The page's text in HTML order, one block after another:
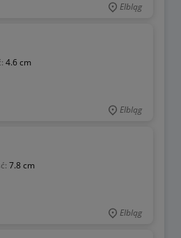
Elbląg
4.6 cm
Elbląg
7.8 cm
Elbląg